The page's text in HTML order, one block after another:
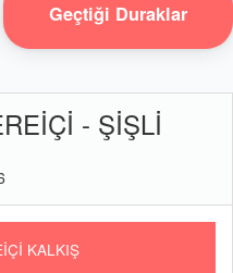
Geçtiği Duraklar
- ŞİŞLİ
KALKIŞ